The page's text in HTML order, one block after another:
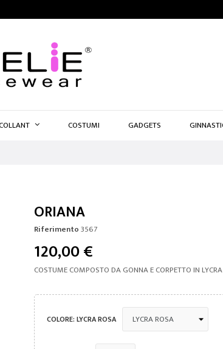
COSTUMI GADGETS
ORIANA
Riferimento3567
120,00 €
COSTUME COMPOSTO DA GONNA E CORPETTO IN
COLORE: LYCRA ROSA